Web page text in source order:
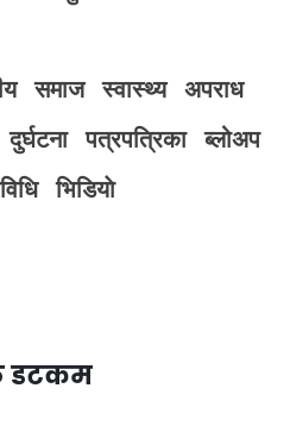
समाज स्वास्थ्य
अपराध
दुर्घटना पत्रपत्रिका
ब्लोअप
भिडियाे
डटकम